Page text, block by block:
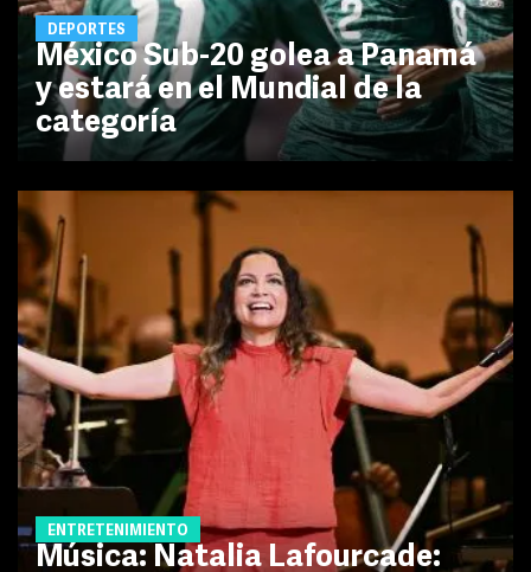
DEPORTES
México Sub-20 golea a Panamá
y estará en el Mundial de la
categoría
ENTRETENIMIENTO
Música: Natalia Lafourcade: